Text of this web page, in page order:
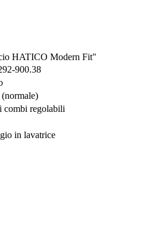
HATICO Modern Fit"
900.38
combi regolabili
in lavatrice